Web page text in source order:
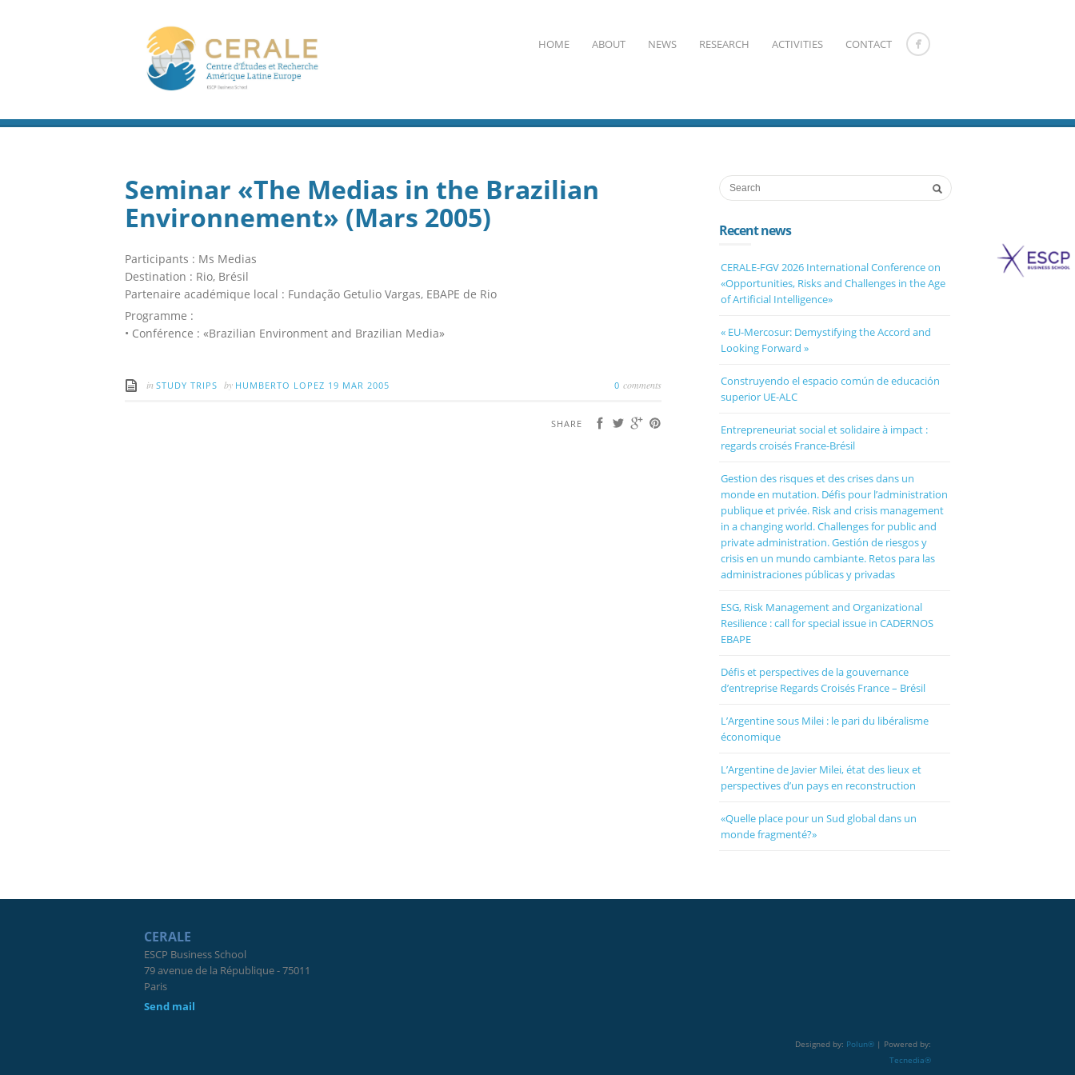
HOME ABOUT NEWS RESEARCH ACTIVITIES CONTACT
Seminar «The Medias in the Brazilian
Environnement» (Mars 2005)
Participants : Ms Medias
Destination : Rio, Brésil
Partenaire académique local : Fundação Getulio Vargas, EBAPE de Rio
Programme :
• Conférence : «Brazilian Environment and Brazilian Media»
in STUDY TRIPS by HUMBERTO LOPEZ 19 MAR 2005 0 comments
SHARE
Recent news
CERALE-FGV 2026 International Conference on
«Opportunities, Risks and Challenges in the Age
of Artificial Intelligence»
« EU-Mercosur: Demystifying the Accord and
Looking Forward »
Construyendo el espacio común de educación
superior UE-ALC
Entrepreneuriat social et solidaire à impact :
regards croisés France-Brésil
Gestion des risques et des crises dans un
monde en mutation. Défis pour l’administration
publique et privée. Risk and crisis management
in a changing world. Challenges for public and
private administration. Gestión de riesgos y
crisis en un mundo cambiante. Retos para las
administraciones públicas y privadas
ESG, Risk Management and Organizational
Resilience : call for special issue in CADERNOS
EBAPE
Défis et perspectives de la gouvernance
d’entreprise Regards Croisés France – Brésil
L’Argentine sous Milei : le pari du libéralisme
économique
L’Argentine de Javier Milei, état des lieux et
perspectives d’un pays en reconstruction
«Quelle place pour un Sud global dans un
monde fragmenté?»
CERALE
ESCP Business School
79 avenue de la République - 75011
Paris
Send mail
Designed by: Polun®| Powered by:
Tecnedia®